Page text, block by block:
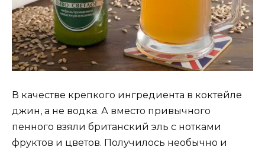
В качестве крепкого ингредиента в коктейле
джин, а не водка. А вместо привычного
пенного взяли британский эль с нотками
фруктов и цветов. Получилось необычно и